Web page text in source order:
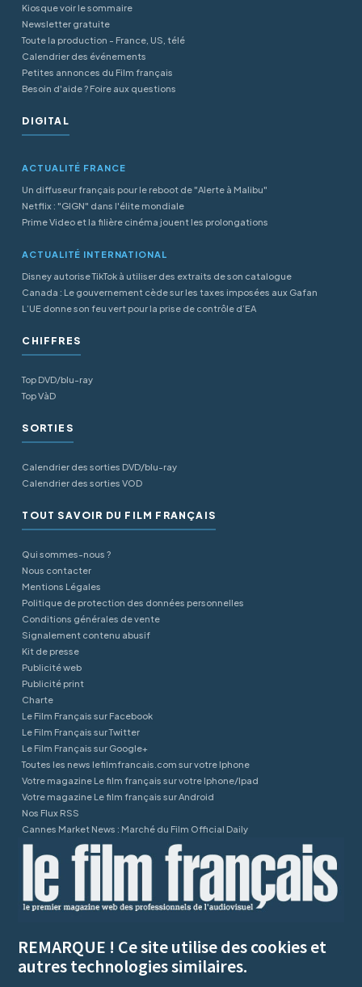
Kiosque voir le sommaire
Newsletter gratuite
Toute la production - France, US, télé
Calendrier des événements
Petites annonces du Film français
Besoin d'aide ? Foire aux questions
DIGITAL
ACTUALITÉ FRANCE
Un diffuseur français pour le reboot de "Alerte à Malibu"
Netflix : "GIGN" dans l'élite mondiale
Prime Video et la filière cinéma jouent les prolongations
ACTUALITÉ INTERNATIONAL
Disney autorise TikTok à utiliser des extraits de son catalogue
Canada : Le gouvernement cède sur les taxes imposées aux Gafan
L’UE donne son feu vert pour la prise de contrôle d’EA
CHIFFRES
Top DVD/blu-ray
Top VàD
SORTIES
Calendrier des sorties DVD/blu-ray
Calendrier des sorties VOD
TOUT SAVOIR DU FILM FRANÇAIS
Qui sommes-nous ?
Nous contacter
Mentions Légales
Politique de protection des données personnelles
Conditions générales de vente
Signalement contenu abusif
Kit de presse
Publicité web
Publicité print
Charte
Le Film Français sur Facebook
Le Film Français sur Twitter
Le Film Français sur Google+
Toutes les news lefilmfrancais.com sur votre Iphone
Votre magazine Le film français sur votre Iphone/Ipad
Votre magazine Le film français sur Android
Nos Flux RSS
Cannes Market News : Marché du Film Official Daily
REMARQUE ! Ce site utilise des cookies et
autres technologies similaires.